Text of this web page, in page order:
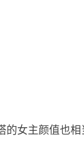
女主颜值也相